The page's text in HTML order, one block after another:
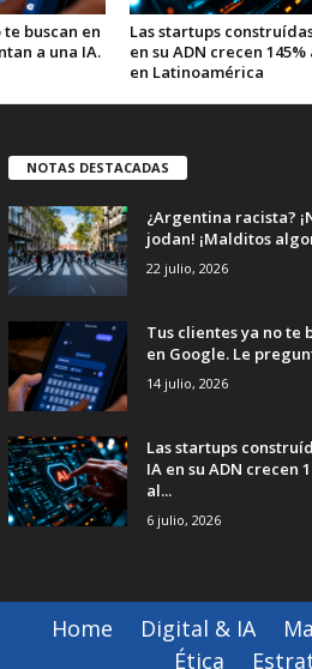
buscan en
a una IA.
Las startups
en su ADN crecen 145%
en Latinoamérica
NOTAS DESTACADAS
¿Argentina racista?
jodan! ¡Malditos
22 julio, 2026
Tus clientes ya no te
en Google. Le
14 julio, 2026
Las startups
IA en su ADN crecen
al...
6 julio, 2026
Home Digital & IA
Ética